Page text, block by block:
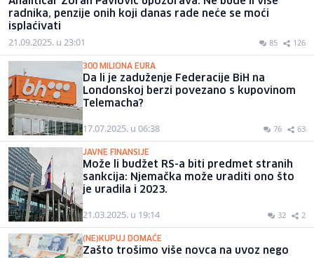
radnika, penzije onih koji danas rade neće se moći
isplaćivati
21.09.2025. u 23:01 85 126
300 MILIONA EURA
Da li je zaduženje Federacije BiH na
Londonskoj berzi povezano s kupovinom
Telemacha?
17.07.2025. u 06:38 76 63
JAVNE FINANSIJE
Može li budžet RS-a biti predmet stranih
sankcija: Njemačka može uraditi ono što
je uradila i 2023.
21.03.2025. u 19:14 32 2
(NE)KUPUJ DOMAĆE
Zašto trošimo više novca na uvoz nego